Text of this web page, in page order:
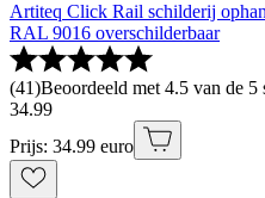
Artiteq Click Rail schilderij
RAL 9016 overschilderbaar
(41)Beoordeeld met 4.5 van de
34.99
Prijs: 34.99 euro